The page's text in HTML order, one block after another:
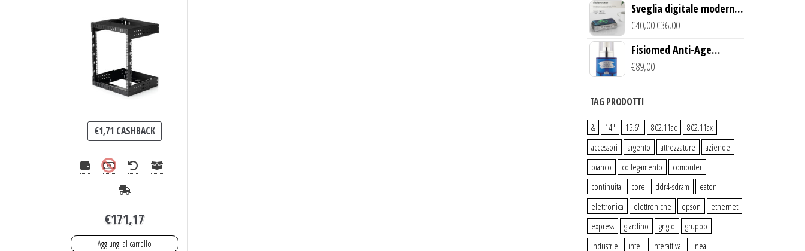
€1,71 CASHBACK
€171,17
Aggiungi al carrello
Sveglia digitale moderna
con Caricabatterie
Wireless Qi
€40,00€36,00
Fisiomed Anti-Age
Defense Face Serum
€89,00
TAG PRODOTTI
& 14″ 15.6″ 802.11ac
802.11ax
accessori
argento attrezzature
aziende
bianco
collegamento
computer
continuita
core ddr4-sdram
eaton
elettronica
elettroniche epson
ethernet
express
giardino grigio
gruppo
industrie
intel interattiva linea